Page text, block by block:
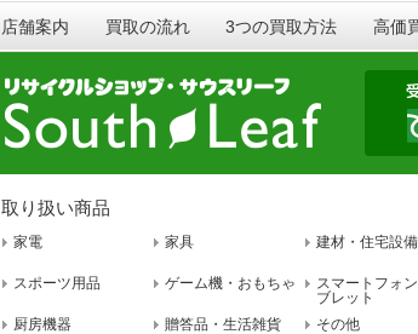
店舗案内 買取の流れ 3つの買取方法 高価
取り扱い商品
家電 家具 建材・住宅設備
スポーツ用品 ゲーム機・おもちゃ
スマートフォ
ブレット
厨房機器 贈答品・生活雑貨 その他